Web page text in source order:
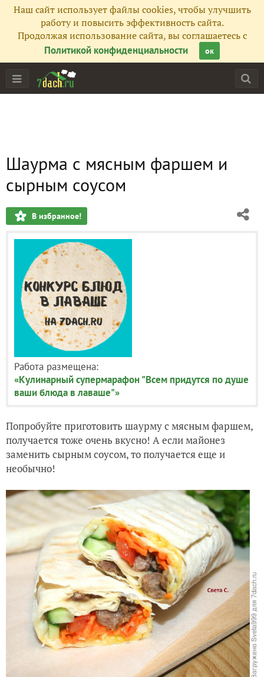
Наш сайт использует файлы cookies, чтобы улучшить
работу и повысить эффективность сайта.
Продолжая использование сайта, вы соглашаетесь с
Политикой конфиденциальности
ок
Шаурма с мясным фаршем и
сырным соусом
В избранное!
Работа размещена:
«Кулинарный супермарафон "Всем придутся по душе
ваши блюда в лаваше"»
Попробуйте приготовить шаурму с мясным фаршем,
получается тоже очень вкусно! А если майонез
заменить сырным соусом, то получается еще и
необычно!